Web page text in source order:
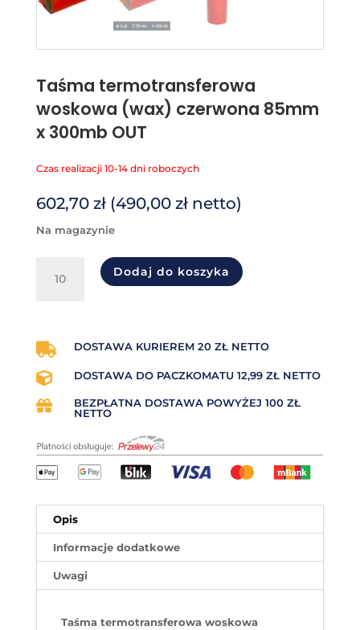
Taśma termotransferowa
woskowa (wax) czerwona 85mm
x 300mb OUT
Czas realizacji 10-14 dni roboczych
602,70 zł (490,00 złnetto)
na magazynie
Taśma
czerwona
85mm
x
OUT
Dodaj do koszyka
 DOSTAWA KURIEREM 20 ZŁ NETTO
 DOSTAWA DO PACZKOMATU 12,99 ZŁ NETTO

BEZPŁATNA DOSTAWA POWYŻEJ 100 ZŁ
NETTO
Opis
Informacje dodatkowe
Uwagi
Taśma termotransferowa woskowa